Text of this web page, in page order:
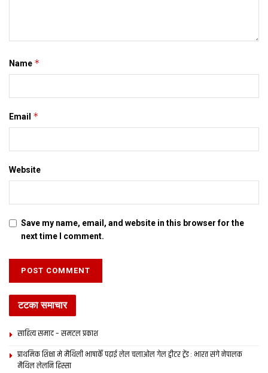
Name *
Email *
Website
Save my name, email, and website in this browser for the
next time I comment.
टटका समाचार
साहित्य समाद – समटल प्रकाश
प्राथमिक शि‍क्षा मे मैथि‍ली भाषाकेँ पढ़ाई लेल चलाओल गेल ट्वीटर ट्रेंड : भारत संगे नेपालक
मैथिल लेलनि हिस्सा